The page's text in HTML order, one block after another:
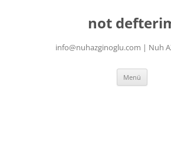
not
info@nuhazginoglu.com | Nuh
Menü